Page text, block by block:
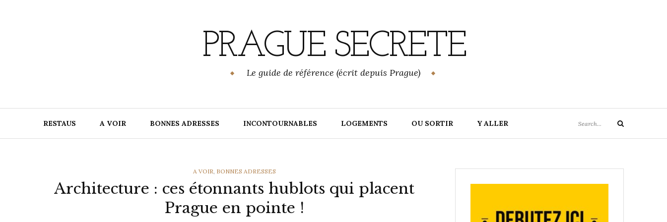
PRAGUE SECRETE
Le guide de référence (écrit depuis Prague)
RESTAUS A VOIR BONNES ADRESSES INCONTOURNABLES LOGEMENTS OU SORTIR Y ALLER
for:
Search
CATEGORIES
A VOIR, BONNES ADRESSES
Architecture : ces étonnants hublots qui placent
Prague en pointe !